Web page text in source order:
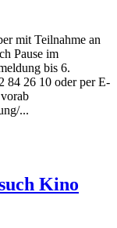
mit Teilnahme an
Pause im
bis 6.
84 26 10 oder per E-
...
Kino